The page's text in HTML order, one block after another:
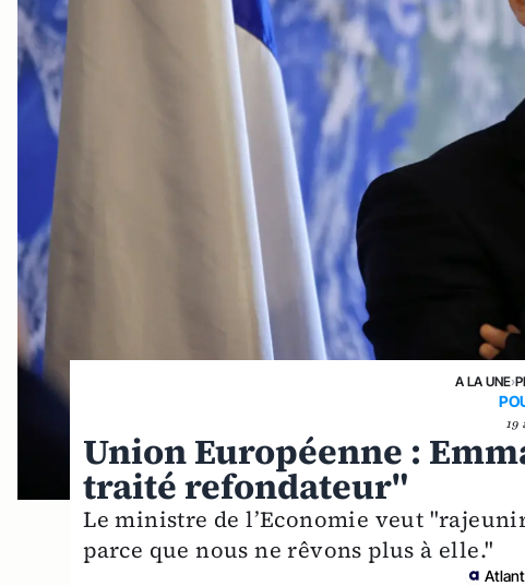
A LA UNE›
19
Union Européenne :
traité refondateur"
Le ministre de l’Economie veut
parce que nous ne rêvons plus à elle."